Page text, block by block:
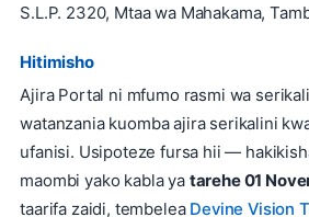
S.L.P. 2320, Mtaa wa Mahakama,
Hitimisho
Ajira Portal ni mfumo rasmi wa
watanzania kuomba ajira serikalini
ufanisi. Usipoteze fursa hii —
maombi yako kabla ya tarehe 01
taarifa zaidi, tembelea Devine Vision